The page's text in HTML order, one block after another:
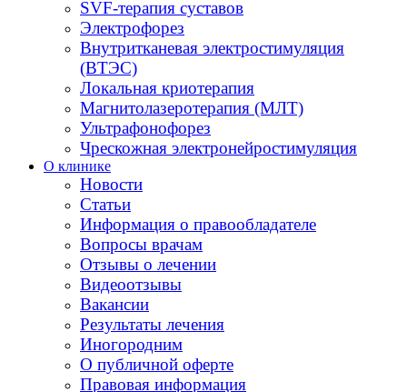
SVF-терапия суставов
Электрофорез
Внутритканевая электростимуляция
(ВТЭС)
Локальная криотерапия
Магнитолазеротерапия (МЛТ)
Ультрафонофорез
Чрескожная электронейростимуляция
О клинике
Новости
Статьи
Информация о правообладателе
Вопросы врачам
Отзывы о лечении
Видеоотзывы
Вакансии
Результаты лечения
Иногородним
О публичной оферте
Правовая информация